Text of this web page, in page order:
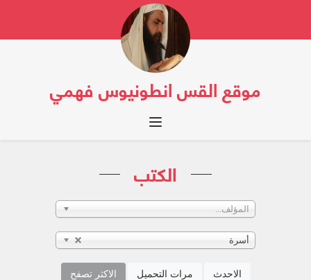
موقع القس انطونيوس فهمي
Toggle navigation
الكتب
المؤلف...
أسرة
الاحدث مرات التحميل الاكثر تصفح